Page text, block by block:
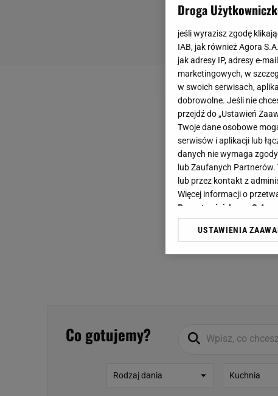
Co gotujemy?
Rodzaj dania Kuchnia
Droga
jeśli wyrazisz zgodę
IAB, jak również Agora
jak adresy IP, adresy e-
marketingowych, w
w swoich serwisach,
dobrowolne. Jeśli nie
przejdź do „Ustawień
Twoje dane osobowe
serwisów i aplikacji lub
danych nie wymaga
lub Zaufanych
lub przez kontakt z
Więcej informacji o
Prywatności Agora S.A.
Klikając „Akceptuję”
Przechowywanie
USTAWIENIA